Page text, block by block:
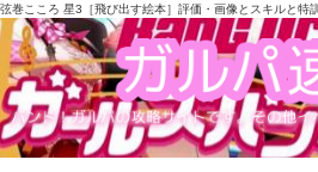
弦巻こころ 星3［飛び出す絵本］評価・画像とスキルと特